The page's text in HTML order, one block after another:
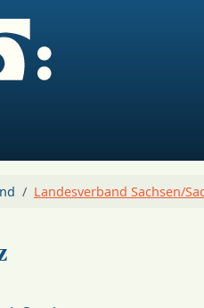
Landesverband Sachsen/